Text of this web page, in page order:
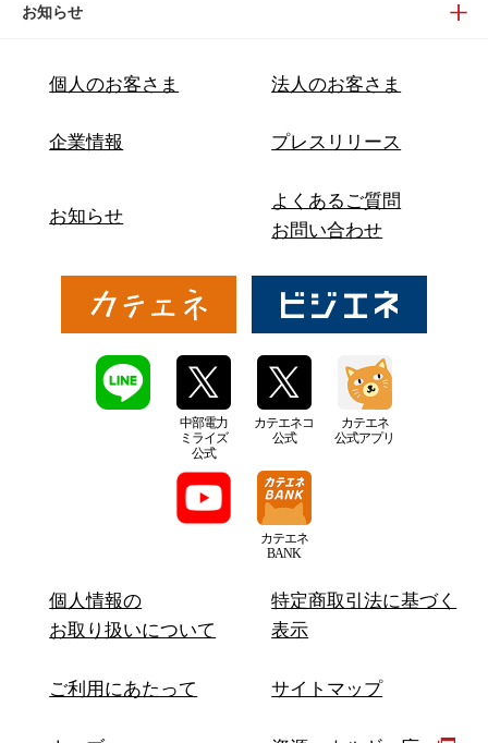
お知らせ
個人のお客さま 法人のお客さま
企業情報 プレスリリース
お知らせ
よくあるご質問
お問い合わせ
中部電力
ミライズ
公式
カテエネコ
公式
カテエネ
公式アプリ
カテエネ
BANK
個人情報の
お取り扱いについて
特定商取引法に基づく
表示
ご利用にあたって サイトマップ